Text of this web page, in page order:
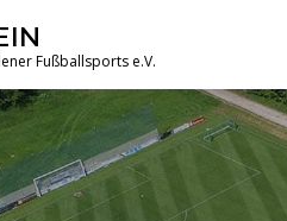
Fußballsports e.V.